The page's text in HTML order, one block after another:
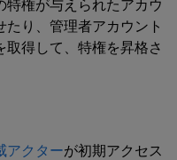
権が与えられたアカウ
り、管理者アカウント
得して、特権を昇格さ
アクターが初期アクセス